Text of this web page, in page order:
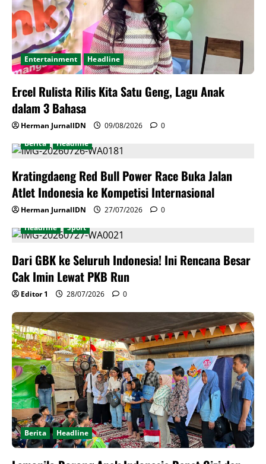
Entertainment Headline
Ercel Rulista Rilis Kita Satu Geng, Lagu Anak
dalam 3 Bahasa
Herman JurnalIDN 09/08/2026
0
Berita
Headline
Kratingdaeng Red Bull Power Race Buka Jalan
Atlet Indonesia ke Kompetisi Internasional
Herman JurnalIDN 27/07/2026
0
Headline
Sport
Dari GBK ke Seluruh Indonesia! Ini Rencana Besar
Cak Imin Lewat PKB Run
Editor 1 28/07/2026 0
Berita Headline